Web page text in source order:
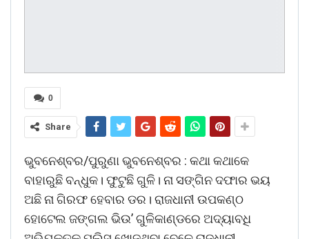
0
Share
ଭୁବନେଶ୍ବର/ପୁରୁଣା ଭୁବନେଶ୍ବର : କଥା କଥାକେ
ବାହାରୁଛି ବନ୍ଧୁକ। ଫୁଟୁଛି ଗୁଳି। ନା ସଙ୍ଗିନ ଦଫାର ଭୟ
ଅଛି ନା ଗିରଫ ହେବାର ଡର। ରାଜଧାନୀ ଉପକଣ୍ଠ
ହୋଟେଲ ଜଙ୍ଗଲ ଭିଉ’ ଗୁଳିକାଣ୍ଡରେ ଅଦ୍ୟାବଧି